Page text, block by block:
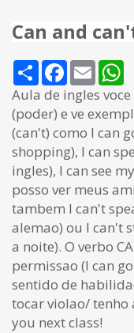
Can and
Share Facebook
Email
Aula de ingles
(poder) e ve
(can't) como I can
shopping), I can
ingles), I can see
posso ver meus
tambem I can't
alemao) ou I can't
a noite). O verbo
permissao (I can
sentido de
tocar violao/ tenho
you next class!